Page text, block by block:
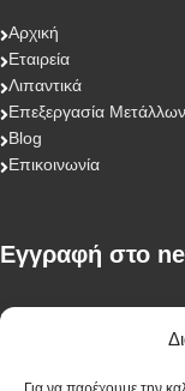
Αρχική
Εταιρεία
Λιπαντικά
Επεξεργασία Μετάλλων
Blog
Επικοινωνία
Eγγραφή στο
First Name